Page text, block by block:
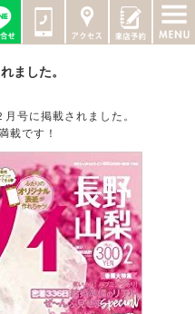
ました。
号に掲載されました。
載です！